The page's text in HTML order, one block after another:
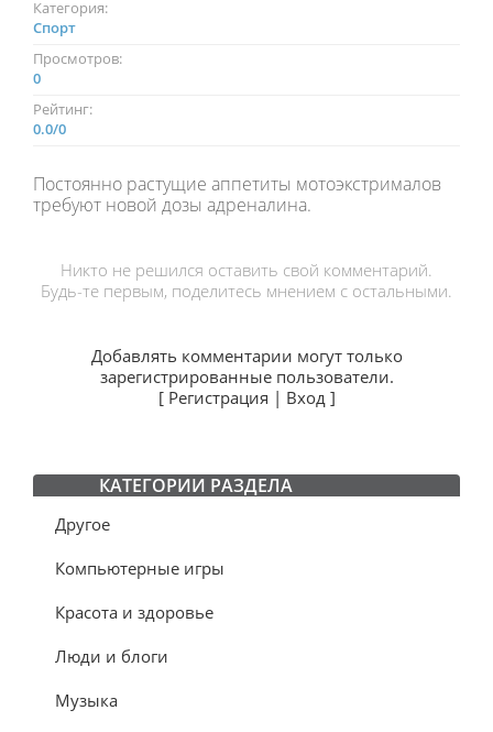
Категория:
Спорт
Просмотров:
0
Рейтинг:
0.0/0
Постоянно растущие аппетиты мотоэкстрималов
требуют новой дозы адреналина.
Никто не решился оставить свой комментарий.
Будь-те первым, поделитесь мнением с остальными.
Добавлять комментарии могут только
зарегистрированные пользователи.
[ Регистрация | Вход]
КАТЕГОРИИ РАЗДЕЛА
Другое
Компьютерные игры
Красота и здоровье
Люди и блоги
Музыка